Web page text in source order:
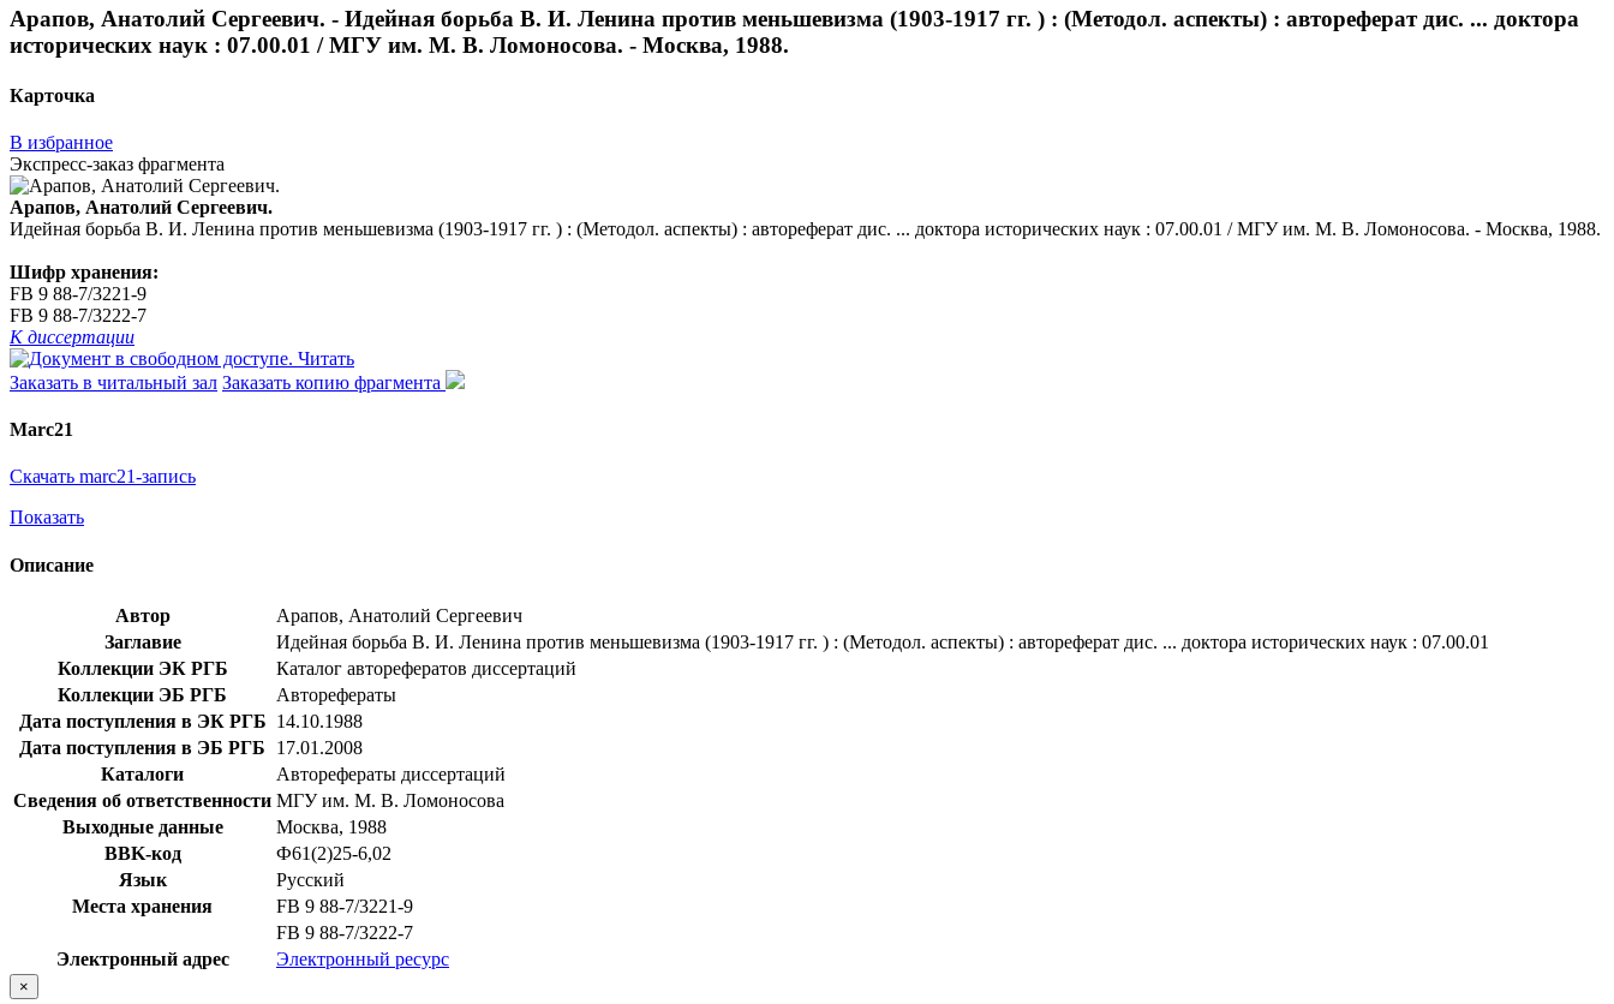
Арапов, Анатолий Сергеевич. - Идейная борьба В. И. Ленина против меньшевизма (1903-1917 гг. ) : (Методол. аспекты) : автореферат дис. ... доктора
исторических наук : 07.00.01 / МГУ им. М. В. Ломоносова. - Москва, 1988.
Карточка
В избранное
Экспресс-заказ фрагмента
Арапов, Анатолий Сергеевич.
Идейная борьба В. И. Ленина против меньшевизма (1903-1917 гг. ) : (Методол. аспекты) : автореферат дис. ... доктора исторических наук : 07.00.01 / МГУ им. М. В. Ломоносова. - Москва, 1988.
Шифр хранения:
FB 9 88-7/3221-9
FB 9 88-7/3222-7
К диссертации
Читать
Заказать в читальный зал Заказать копию фрагмента
Marc21
Скачать marc21-запись
Показать
Описание
Автор
Арапов, Анатолий Сергеевич
Заглавие
Идейная борьба В. И. Ленина против меньшевизма (1903-1917 гг. ) : (Методол. аспекты) : автореферат дис. ... доктора исторических наук : 07.00.01
Коллекции ЭК РГБ
Каталог авторефератов диссертаций
Коллекции ЭБ РГБ
Авторефераты
Дата поступления в ЭК РГБ 14.10.1988
Дата поступления в ЭБ РГБ
17.01.2008
Каталоги
Авторефераты диссертаций
Сведения об ответственности МГУ им. М. В. Ломоносова
Выходные данные
Москва, 1988
BBK-код
Ф61(2)25-6,02
Язык
Русский
Места хранения
FB 9 88-7/3221-9
FB 9 88-7/3222-7
Электронный адрес
Электронный ресурс
×